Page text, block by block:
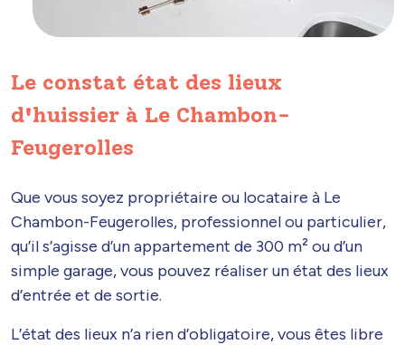
Le constat état des lieux
d'huissier à Le Chambon-
Feugerolles
Que vous soyez propriétaire ou locataire à Le
Chambon-Feugerolles, professionnel ou particulier,
qu’il s’agisse d’un appartement de 300 m² ou d’un
simple garage, vous pouvez réaliser un état des lieux
d’entrée et de sortie.
L’état des lieux n’a rien d’obligatoire, vous êtes libre